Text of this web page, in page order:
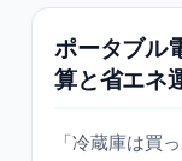
ポータブル
算と省エネ
「冷蔵庫は買